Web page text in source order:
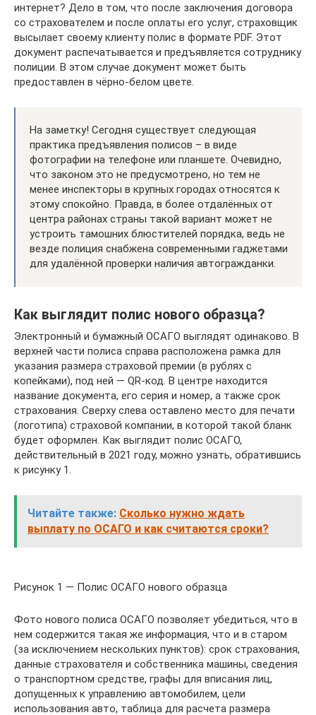
интернет? Дело в том, что после заключения договора
со страхователем и после оплаты его услуг, страховщик
высылает своему клиенту полис в формате PDF. Этот
документ распечатывается и предъявляется сотруднику
полиции. В этом случае документ может быть
предоставлен в чёрно-белом цвете.
На заметку! Сегодня существует следующая
практика предъявления полисов – в виде
фотографии на телефоне или планшете. Очевидно,
что законом это не предусмотрено, но тем не
менее инспекторы в крупных городах относятся к
этому спокойно. Правда, в более отдалённых от
центра районах страны такой вариант может не
устроить тамошних блюстителей порядка, ведь не
везде полиция снабжена современными гаджетами
для удалённой проверки наличия автогражданки.
Как выглядит полис нового образца?
Электронный и бумажный ОСАГО выглядят одинаково. В
верхней части полиса справа расположена рамка для
указания размера страховой премии (в рублях с
копейками), под ней — QR-код. В центре находится
название документа, его серия и номер, а также срок
страхования. Сверху слева оставлено место для печати
(логотипа) страховой компании, в которой такой бланк
будет оформлен. Как выглядит полис ОСАГО,
действительный в 2021 году, можно узнать, обратившись
к рисунку 1.
Читайте также: Сколько нужно ждать
выплату по ОСАГО и как считаются сроки?
Рисунок 1 — Полис ОСАГО нового образца
Фото нового полиса ОСАГО позволяет убедиться, что в
нем содержится такая же информация, что и в старом
(за исключением нескольких пунктов): срок страхования,
данные страхователя и собственника машины, сведения
о транспортном средстве, графы для вписания лиц,
допущенных к управлению автомобилем, цели
использования авто, таблица для расчета размера